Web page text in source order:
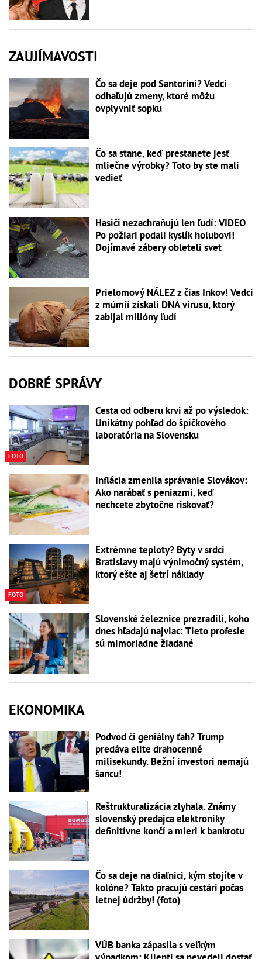
ZAUJÍMAVOSTI
Čo sa deje pod Santorini? Vedci
odhaľujú zmeny, ktoré môžu
ovplyvniť sopku
Čo sa stane, keď prestanete jesť
mliečne výrobky? Toto by ste mali
vedieť
Hasiči nezachraňujú len ľudí: VIDEO
Po požiari podali kyslík holubovi!
Dojímavé zábery obleteli svet
Prielomový NÁLEZ z čias Inkov! Vedci
z múmií získali DNA vírusu, ktorý
zabíjal milióny ľudí
DOBRÉ SPRÁVY
FOTO
Cesta od odberu krvi až po výsledok:
Unikátny pohľad do špičkového
laboratória na Slovensku
Inflácia zmenila správanie Slovákov:
Ako narábať s peniazmi, keď
nechcete zbytočne riskovať?
FOTO
Extrémne teploty? Byty v srdci
Bratislavy majú výnimočný systém,
ktorý ešte aj šetrí náklady
Slovenské železnice prezradili, koho
dnes hľadajú najviac: Tieto profesie
sú mimoriadne žiadané
EKONOMIKA
Podvod či geniálny ťah? Trump
predáva elite drahocenné
milisekundy. Bežní investori nemajú
šancu!
Reštrukturalizácia zlyhala. Známy
slovenský predajca elektroniky
definitívne končí a mieri k bankrotu
Čo sa deje na diaľnici, kým stojíte v
kolóne? Takto pracujú cestári počas
letnej údržby! (foto)
VÚB banka zápasila s veľkým